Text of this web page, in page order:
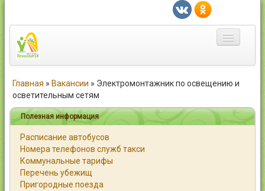
Статьи
Каталог
Справочник
Главная » Вакансии » Электромонтажник по освещению и
осветительным сетям
Полезная информация
Расписание автобусов
Номера телефонов служб такси
Коммунальные тарифы
Перечень убежищ
Пригородные поезда